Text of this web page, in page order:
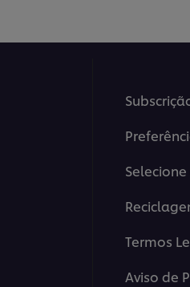
Termos
Aviso de